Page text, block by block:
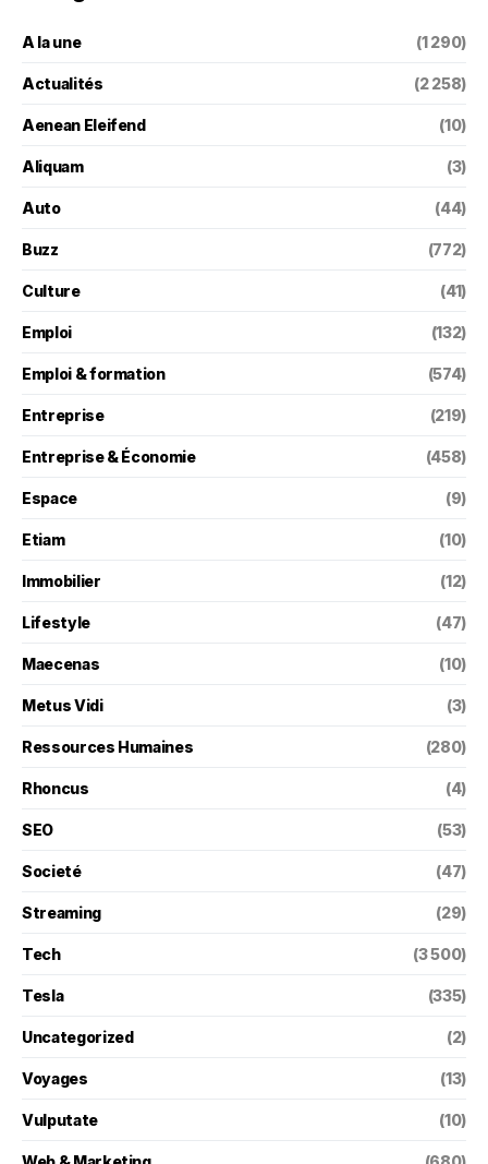
A la une (1 290)
Actualités (2 258)
Aenean Eleifend (10)
Aliquam (3)
Auto (44)
Buzz (772)
Culture (41)
Emploi (132)
Emploi & formation (574)
Entreprise (219)
Entreprise & Économie (458)
Espace (9)
Etiam (10)
Immobilier (12)
Lifestyle (47)
Maecenas (10)
Metus Vidi (3)
Ressources Humaines (280)
Rhoncus (4)
SEO (53)
Societé (47)
Streaming (29)
Tech (3 500)
Tesla (335)
Uncategorized (2)
Voyages (13)
Vulputate (10)